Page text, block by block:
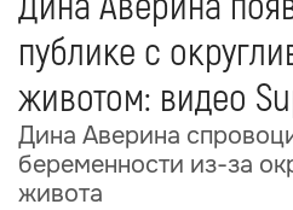
публике с
животом: видео
Дина Аверина
беременности из-за
живота